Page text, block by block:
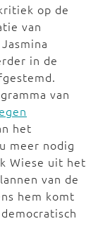
op de
van
in de
van
het
meer nodig
Wiese uit het
van de
hem komt